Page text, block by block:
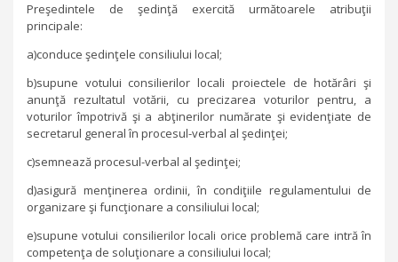
Preşedintele de şedinţă exercită următoarele atribuţii
principale:
a)conduce şedinţele consiliului local;
b)supune votului consilierilor locali proiectele de hotărâri şi
anunţă rezultatul votării, cu precizarea voturilor pentru, a
voturilor împotrivă şi a abţinerilor numărate şi evidenţiate de
secretarul general în procesul-verbal al şedinţei;
c)semnează procesul-verbal al şedinţei;
d)asigură menţinerea ordinii, în condiţiile regulamentului de
organizare şi funcţionare a consiliului local;
e)supune votului consilierilor locali orice problemă care intră în
competenţa de soluţionare a consiliului local;